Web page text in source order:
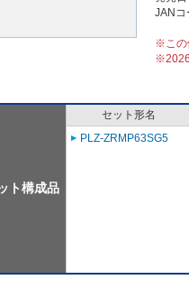
JAN
※この
※2026
ト構成品
セット形名
PLZ-ZRMP63SG5